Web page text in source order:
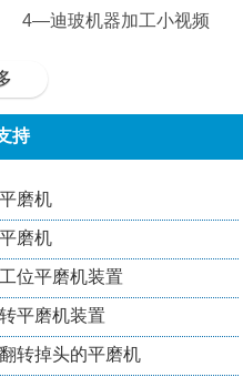
4—迪玻机器加工小视频
持
磨机
磨机
位平磨机装置
平磨机装置
转掉头的平磨机